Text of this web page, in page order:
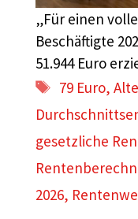
„Für einen
Beschäftigte
51.944 Euro
79 Euro,
gesetzliche
2026,